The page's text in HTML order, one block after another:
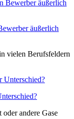
äußerlich
vielen Berufsfeldern
andere Gase